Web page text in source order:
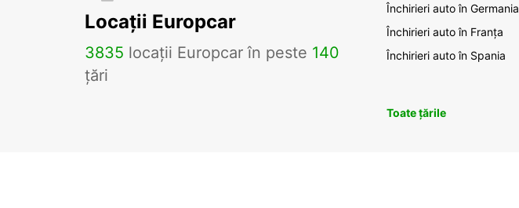
Locații Europcar
3835 locații Europcar în peste 140
țări
Închirieri auto în Germania
Închirieri auto în Franța
Închirieri auto în Spania
Toate țările